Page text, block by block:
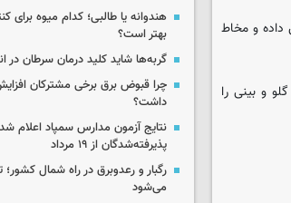
داده و مخاط
و بینی را
هندوانه یا طالبی؛ کدام‌ میوه برای
بهتر است؟
گربه‌ها شاید کلید درمان سرطان در
چرا قبوض برق برخی مشترکان
داشت؟
نتایج آزمون مدارس سمپاد اعلام
پذیرفته‌شدگان از ۱۹ مرداد
رگبار و رعدوبرق در راه شمال کشور؛
می‌شود